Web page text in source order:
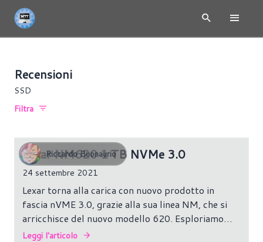
Recensioni
SSD
Filtra
Riccardo Buonaurio
Lexar NM620 1 TB NVMe 3.0
24 settembre 2021
Lexar torna alla carica con nuovo prodotto in
fascia nVME 3.0, grazie alla sua linea NM, che si
arricchisce del nuovo modello 620. Esploriamo
assieme cosa offre, quali sono i punti di forza e
Leggi l'articolo